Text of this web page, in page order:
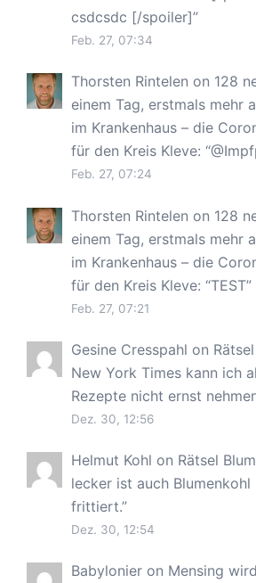
csdcsdc [/spoiler]”
Feb. 27, 07:34
Thorsten Rintelen on 128
einem Tag, erstmals mehr
im Krankenhaus – die
für den Kreis Kleve: “
Feb. 27, 07:24
Thorsten Rintelen on 128
einem Tag, erstmals mehr
im Krankenhaus – die
für den Kreis Kleve: “TEST”
Feb. 27, 07:21
Gesine Cresspahl on
New York Times kann ich
Rezepte nicht ernst
Dez. 30, 12:56
Helmut Kohl on Rätsel
lecker ist auch Blumenkohl
frittiert.”
Dez. 30, 12:54
Babylonier on Mensing